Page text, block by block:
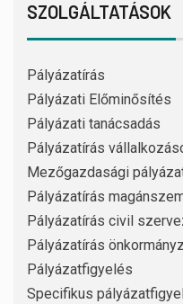
SZOLGÁLTATÁSOK
Pályázatírás
Pályázati Előminősítés
Pályázati tanácsadás
Pályázatírás
Mezőgazdasági
Pályázatírás
Pályázatírás civil
Pályázatírás
Pályázatfigyelés
Specifikus